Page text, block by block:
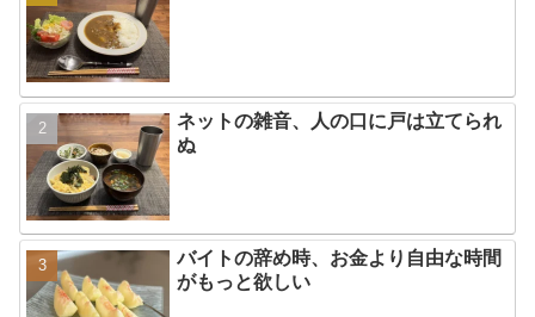
ネットの雑音、人の口に戸は立てられ
ぬ
バイトの辞め時、お金より自由な時間
がもっと欲しい